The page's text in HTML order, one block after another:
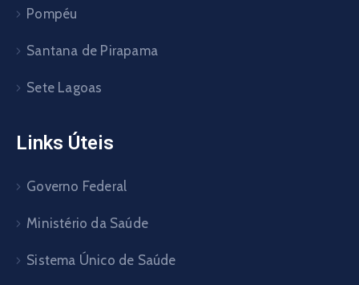
Pompéu
Santana de Pirapama
Sete Lagoas
Links Úteis
Governo Federal
Ministério da Saúde
Sistema Único de Saúde